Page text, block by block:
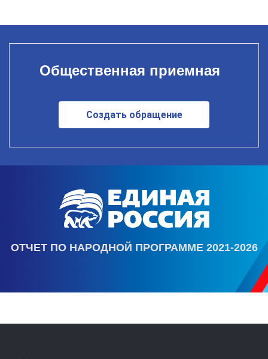
Общественная приемная
Создать обращение
ОТЧЕТ ПО НАРОДНОЙ ПРОГРАММЕ 2021-2026